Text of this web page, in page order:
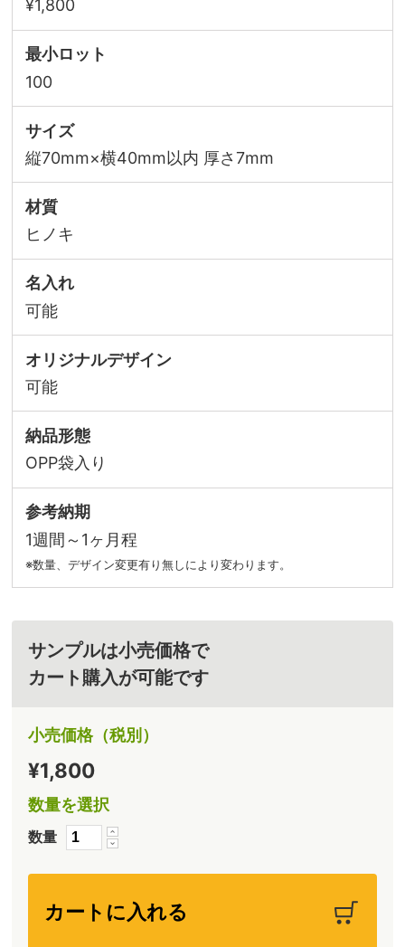
¥1,800
最小ロット
100
サイズ
縦70mm×横40mm以内 厚さ7mm
材質
ヒノキ
名入れ
可能
オリジナルデザイン
可能
納品形態
OPP袋入り
参考納期
1週間～1ヶ月程
※数量、デザイン変更有り無しにより変わります。
サンプルは小売価格で
カート購入が可能です
小売価格（税別）
¥1,800
数量を選択
数量